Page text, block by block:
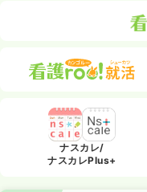
ナスカレ/
ナスカレPlus+